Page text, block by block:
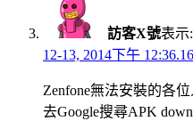
訪客X號表示:
12-13, 2014下午 12:36.16
Zenfone無法安裝的各
去Google搜尋APK